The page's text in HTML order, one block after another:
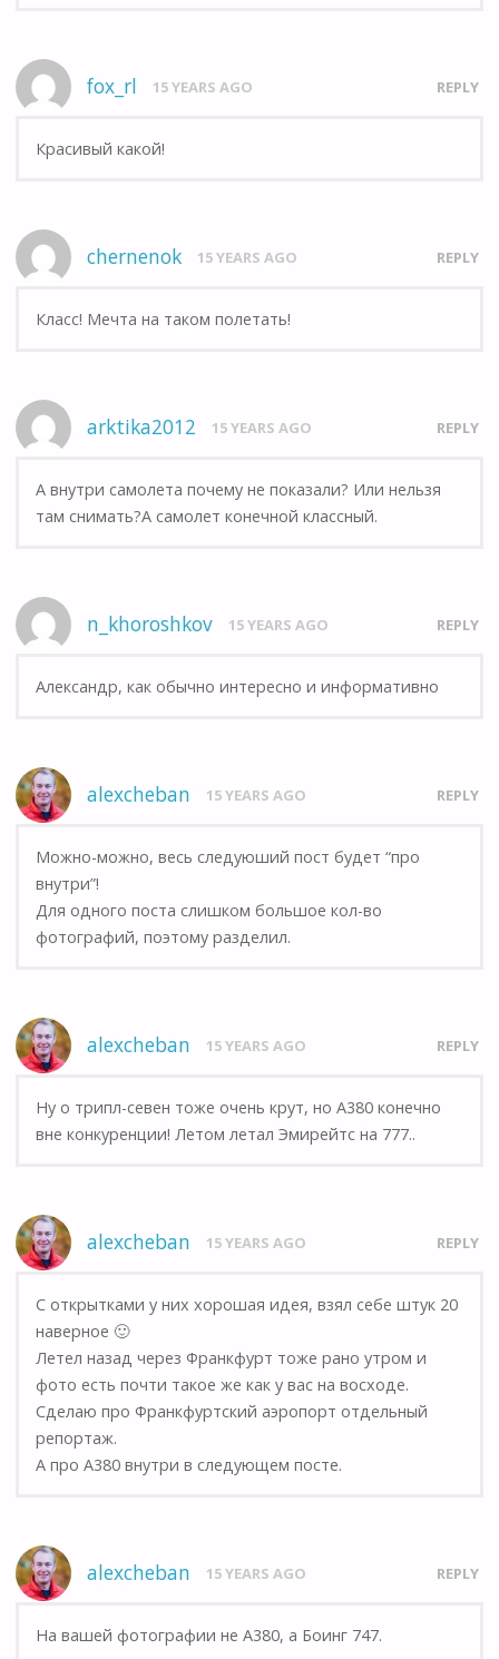
fox_rl 15 YEARS AGO REPLY
Красивый какой!
chernenok 15 YEARS AGO REPLY
Класс! Мечта на таком полетать!
arktika2012 15 YEARS AGO REPLY
А внутри самолета почему не показали? Или нельзя
там снимать?А самолет конечной классный.
n_khoroshkov 15 YEARS AGO REPLY
Александр, как обычно интересно и информативно
alexcheban 15 YEARS AGO REPLY
Можно-можно, весь следуюший пост будет “про
внутри”!
Для одного поста слишком большое кол-во
фотографий, поэтому разделил.
alexcheban 15 YEARS AGO REPLY
Ну о трипл-севен тоже очень крут, но А380 конечно
вне конкуренции! Летом летал Эмирейтс на 777..
alexcheban 15 YEARS AGO REPLY
С открытками у них хорошая идея, взял себе штук 20
наверное 🙂
Летел назад через Франкфурт тоже рано утром и
фото есть почти такое же как у вас на восходе.
Сделаю про Франкфуртский аэропорт отдельный
репортаж.
А про А380 внутри в следующем посте.
alexcheban 15 YEARS AGO REPLY
На вашей фотографии не А380, а Боинг 747.